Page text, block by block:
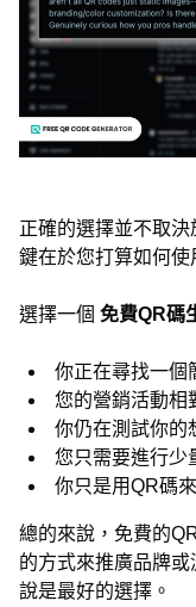
正確的選擇並不取
鍵在於您打算如何使
選擇一個 免費QR碼
你正在尋找一個
您的營銷活動相
你仍在測試你的
您只需要進行少
你只是用QR碼
總的來說，免費的
的方式來推廣品牌
說是最好的選擇。